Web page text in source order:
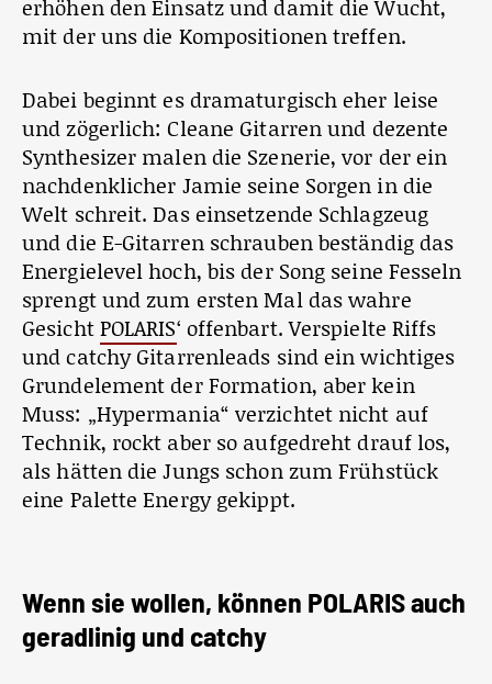
erhöhen den Einsatz und damit die Wucht,
mit der uns die Kompositionen treffen.
Dabei beginnt es dramaturgisch eher leise
und zögerlich: Cleane Gitarren und dezente
Synthesizer malen die Szenerie, vor der ein
nachdenklicher Jamie seine Sorgen in die
Welt schreit. Das einsetzende Schlagzeug
und die E-Gitarren schrauben beständig das
Energielevel hoch, bis der Song seine Fesseln
sprengt und zum ersten Mal das wahre
GesichtPOLARIS‘ offenbart. Verspielte Riffs
und catchy Gitarrenleads sind ein wichtiges
Grundelement der Formation, aber kein
Muss: „Hypermania“ verzichtet nicht auf
Technik, rockt aber so aufgedreht drauf los,
als hätten die Jungs schon zum Frühstück
eine Palette Energy gekippt.
Wenn sie wollen, können POLARIS auch
geradlinig und catchy